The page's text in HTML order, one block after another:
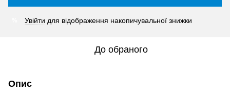
Увійти для відображення накопичувальної знижки
До обраного
Опис